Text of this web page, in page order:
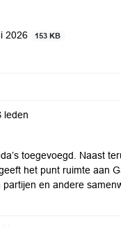
2026
153 KB
leden
toegevoegd. Naast
het punt ruimte aan
en andere